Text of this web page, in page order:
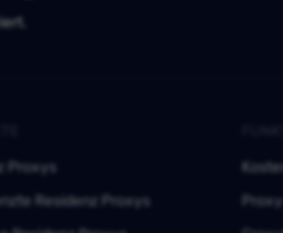
Proxys
Residenz Proxys